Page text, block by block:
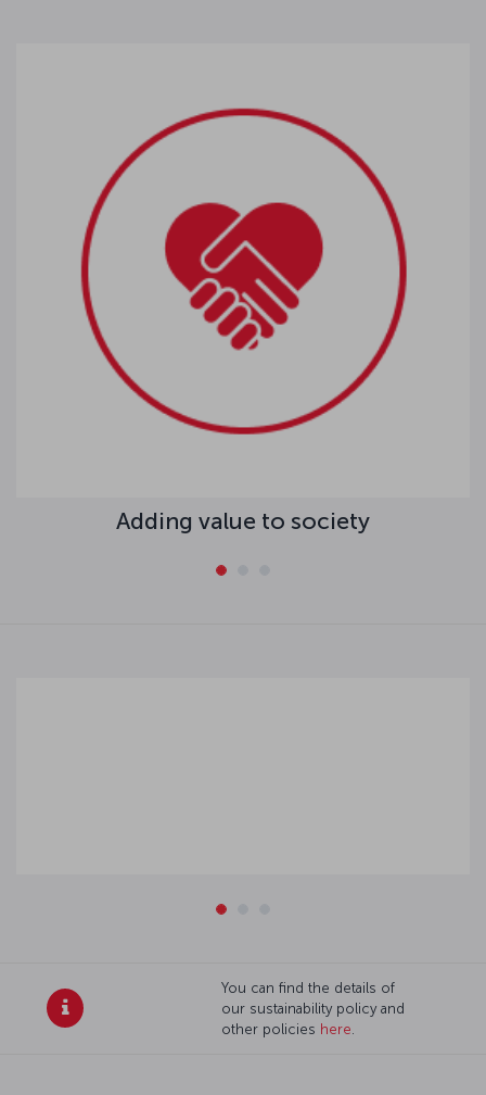
Adding value to society
You can find the details of
our sustainability policy and
other policies here